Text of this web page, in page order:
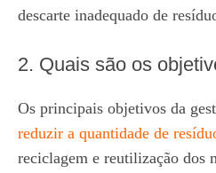
descarte inadequado de
2. Quais são os
Os principais objetivos da
reduzir a quantidade de
reciclagem e reutilização dos